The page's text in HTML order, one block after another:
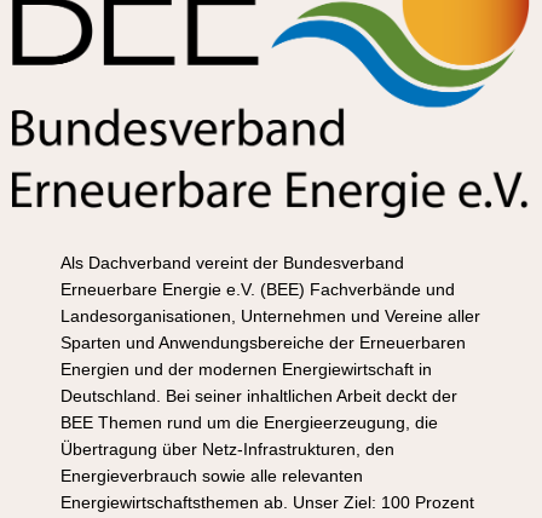
Als Dachverband vereint der Bundesverband
Erneuerbare Energie e.V. (BEE) Fachverbände und
Landesorganisationen, Unternehmen und Vereine aller
Sparten und Anwendungsbereiche der Erneuerbaren
Energien und der modernen Energiewirtschaft in
Deutschland. Bei seiner inhaltlichen Arbeit deckt der
BEE Themen rund um die Energieerzeugung, die
Übertragung über Netz-Infrastrukturen, den
Energieverbrauch sowie alle relevanten
Energiewirtschaftsthemen ab. Unser Ziel: 100 Prozent